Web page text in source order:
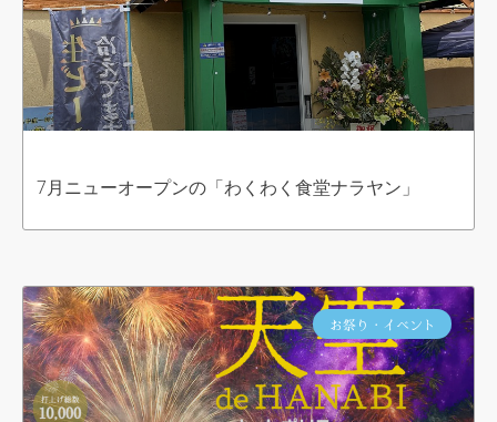
7月ニューオープンの「わくわく食堂ナラヤン」
お祭り・イベント